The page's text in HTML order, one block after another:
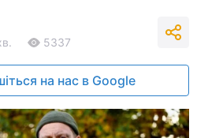
5337
на нас в Google